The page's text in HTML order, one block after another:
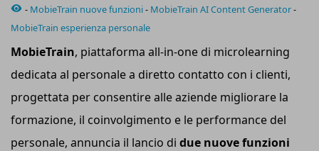
- MobieTrain nuove funzioni- MobieTrain AI Content Generator-
MobieTrain esperienza personale
MobieTrain, piattaforma all-in-one di microlearning
dedicata al personale a diretto contatto con i clienti,
progettata per consentire alle aziende migliorare la
formazione, il coinvolgimento e le performance del
personale, annuncia il lancio di due nuove funzioni